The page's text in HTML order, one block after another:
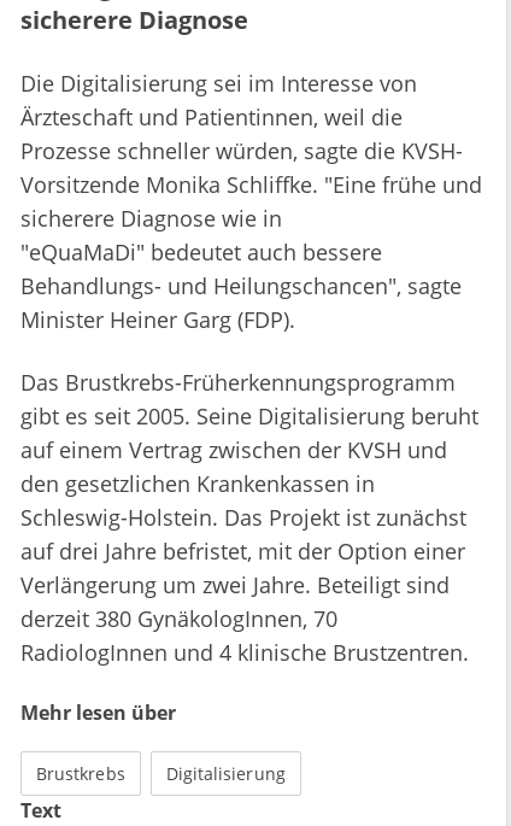
sicherere Diagnose
Die Digitalisierung sei im Interesse von
Ärzteschaft und Patientinnen, weil die
Prozesse schneller würden, sagte die KVSH-
Vorsitzende Monika Schliffke. "Eine frühe und
sicherere Diagnose wie in
"eQuaMaDi" bedeutet auch bessere
Behandlungs- und Heilungschancen", sagte
Minister Heiner Garg (FDP).
Das Brustkrebs-Früherkennungsprogramm
gibt es seit 2005. Seine Digitalisierung beruht
auf einem Vertrag zwischen der KVSH und
den gesetzlichen Krankenkassen in
Schleswig-Holstein. Das Projekt ist zunächst
auf drei Jahre befristet, mit der Option einer
Verlängerung um zwei Jahre. Beteiligt sind
derzeit 380 GynäkologInnen, 70
RadiologInnen und 4 klinische Brustzentren.
Mehr lesen über
Brustkrebs Digitalisierung
Text